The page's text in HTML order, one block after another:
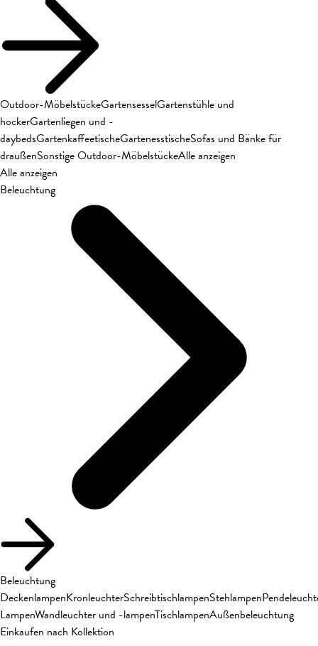
Outdoor-MöbelstückeGartensesselGartenstühle und
hockerGartenliegen und -
daybedsGartenkaffeetischeGartenesstischeSofas und Bänke für
draußenSonstige Outdoor-MöbelstückeAlle anzeigen
Alle anzeigen
Beleuchtung
Beleuchtung
DeckenlampenKronleuchterSchreibtischlampenStehlampen
LampenWandleuchter und -lampenTischlampenAußenbeleuchtung
Einkaufen nach Kollektion